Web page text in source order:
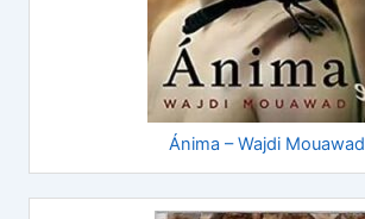
Ánima – Wajdi Mouawad